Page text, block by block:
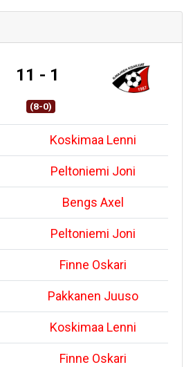
11 - 1
(8-0)
Koskimaa Lenni
Peltoniemi Joni
Bengs Axel
Peltoniemi Joni
Finne Oskari
Pakkanen Juuso
Koskimaa Lenni
Finne Oskari